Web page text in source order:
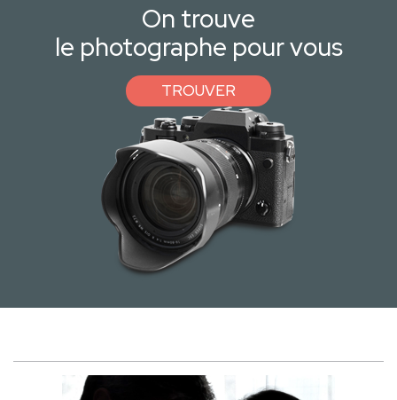
On trouve
le photographe pour vous
TROUVER